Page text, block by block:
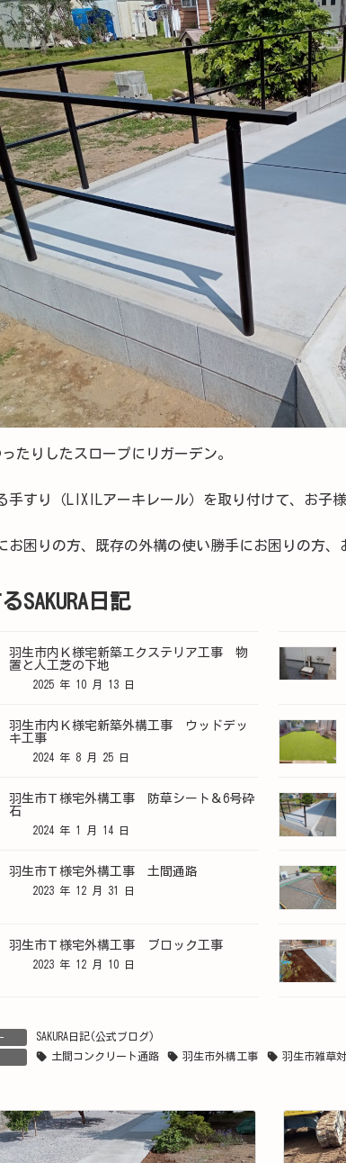
たりしたスロープにリガーデン。
手すり（LIXILアーキレール）を取り付けて、お子
お困りの方、既存の外構の使い勝手にお困りの方、
SAKURA日記
羽生市内Ｋ様宅新築エクステリア工事 物
置と人工芝の下地
2025 年 10 月 13 日
羽生市内Ｋ様宅新築外構工事 ウッドデッ
キ工事
2024 年 8 月 25 日
羽生市Ｔ様宅外構工事 防草シート＆6号砕
石
2024 年 1 月 14 日
羽生市Ｔ様宅外構工事 土間通路
2023 年 12 月 31 日
羽生市Ｔ様宅外構工事 ブロック工事
2023 年 12 月 10 日
SAKURA日記(公式ブログ)
土間コンクリート通路 羽生市外構工事 羽生市雑草